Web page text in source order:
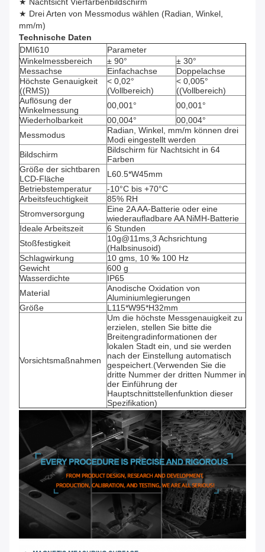
★ Nachtsicht Vierfarbenbildschirm
★ Drei Arten von Messmodus wählen (Radian, Winkel,
mm/m)
Technische Daten
DMI610
Parameter
Winkelmessbereich
± 90°
± 30°
Messachse
Einfachachse
Doppelachse
Höchste Genauigkeit
((RMS))
< 0,02°
(Vollbereich)
< 0,005°
((Vollbereich)
Auflösung der
Winkelmessung
00,001°
00,001°
Wiederholbarkeit
00,004°
00,004°
Messmodus
Radian, Winkel, mm/m können drei
Modi eingestellt werden
Bildschirm
Bildschirm für Nachtsicht in 64
Farben
Größe der sichtbaren
LCD-Fläche
L60.5*W45mm
Betriebstemperatur
-10°C bis +70°C
Arbeitsfeuchtigkeit
85% RH
Stromversorgung
Eine 2A AA-Batterie oder eine
wiederaufladbare AA NiMH-Batterie
Ideale Arbeitszeit
6 Stunden
Stoßfestigkeit
10g@11ms,3 Achsrichtung
(Halbsinusoid)
Schlagwirkung
10 gms, 10 ‰ 100 Hz
Gewicht
600 g
Wasserdichte
IP65
Material
Anodische Oxidation von
Aluminiumlegierungen
Größe
L115*W95*H32mm
Vorsichtsmaßnahmen
Um die höchste Messgenauigkeit zu
erzielen, stellen Sie bitte die
Breitengradinformationen der
lokalen Stadt ein, und sie werden
nach der Einstellung automatisch
gespeichert.(Verwenden Sie die
dritte Nummer der dritten Nummer in
der Einführung der
Hauptschnittstellenfunktion dieser
Spezifikation)